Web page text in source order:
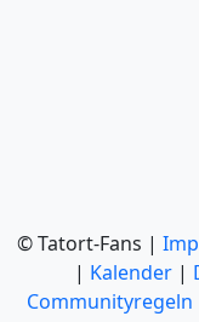
© Tatort-Fans |
| Kalender |
Communityregeln